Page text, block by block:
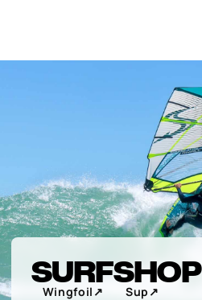
SURFSHOP
Wingfoil ↗︎
Sup ↗︎